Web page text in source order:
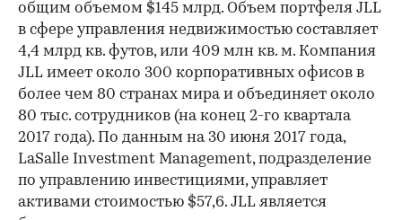
общим объемом $145 млрд. Объем портфеля JLL
в сфере управления недвижимостью составляет
4,4 млрд кв. футов, или 409 млн кв. м. Компания
JLL имеет около 300 корпоративных офисов в
более чем 80 странах мира и объединяет около
80 тыс. сотрудников (на конец 2-го квартала
2017 года). По данным на 30 июня 2017 года,
LaSalle Investment Management, подразделение
по управлению инвестициями, управляет
активами стоимостью $57,6. JLL является